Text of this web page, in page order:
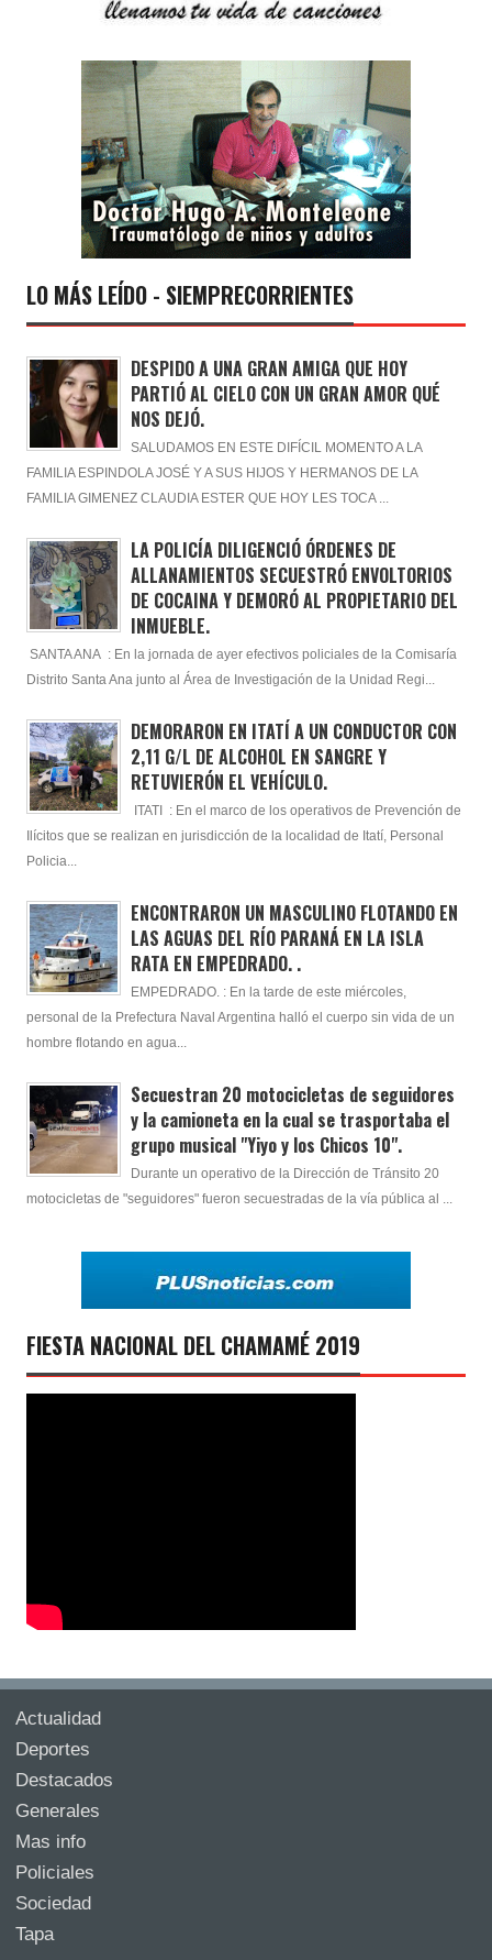
LO MÁS LEÍDO - SIEMPRECORRIENTES
DESPIDO A UNA GRAN AMIGA QUE HOY
PARTIÓ AL CIELO CON UN GRAN AMOR QUÉ
NOS DEJÓ.
SALUDAMOS EN ESTE DIFÍCIL MOMENTO A LA
FAMILIA ESPINDOLA JOSÉ Y A SUS HIJOS Y HERMANOS DE LA
FAMILIA GIMENEZ CLAUDIA ESTER QUE HOY LES TOCA ...
LA POLICÍA DILIGENCIÓ ÓRDENES DE
ALLANAMIENTOS SECUESTRÓ ENVOLTORIOS
DE COCAINA Y DEMORÓ AL PROPIETARIO DEL
INMUEBLE.
SANTA ANA : En la jornada de ayer efectivos policiales de la Comisaría
Distrito Santa Ana junto al Área de Investigación de la Unidad Regi...
DEMORARON EN ITATÍ A UN CONDUCTOR CON
2,11 G/L DE ALCOHOL EN SANGRE Y
RETUVIERÓN EL VEHÍCULO.
ITATI : En el marco de los operativos de Prevención de
Ilícitos que se realizan en jurisdicción de la localidad de Itatí, Personal
Policia...
ENCONTRARON UN MASCULINO FLOTANDO EN
LAS AGUAS DEL RÍO PARANÁ EN LA ISLA
RATA EN EMPEDRADO. .
EMPEDRADO. : En la tarde de este miércoles,
personal de la Prefectura Naval Argentina halló el cuerpo sin vida de un
hombre flotando en agua...
Secuestran 20 motocicletas de seguidores
y la camioneta en la cual se trasportaba el
grupo musical "Yiyo y los Chicos 10".
Durante un operativo de la Dirección de Tránsito 20
motocicletas de "seguidores" fueron secuestradas de la vía pública al ...
FIESTA NACIONAL DEL CHAMAMÉ 2019
Actualidad
Deportes
Destacados
Generales
Mas info
Policiales
Sociedad
Tapa